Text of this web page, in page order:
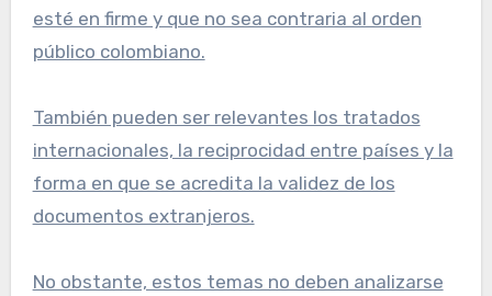
esté en firme y que no sea contraria al orden
público colombiano.
También pueden ser relevantes los tratados
internacionales, la reciprocidad entre países y la
forma en que se acredita la validez de los
documentos extranjeros.
No obstante, estos temas no deben analizarse